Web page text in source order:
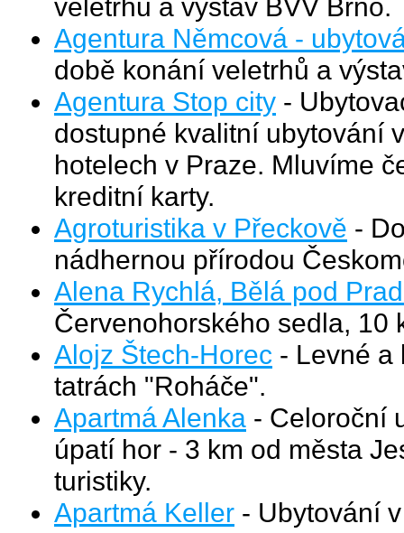
veletrhů a výstav BVV Brno.
Agentura Němcová -
době konání veletrhů a
Agentura Stop city -
dostupné kvalitní ubytování
hotelech v Praze. Mluvíme
kreditní karty.
Agroturistika v Přeckově -
nádhernou přírodou
Alena Rychlá, Bělá pod
Červenohorského sedla, 10
Alojz Štech-Horec - Levné a
tatrách "Roháče".
Apartmá Alenka - Celoroční
úpatí hor - 3 km od města
turistiky.
Apartmá Keller - Ubytování